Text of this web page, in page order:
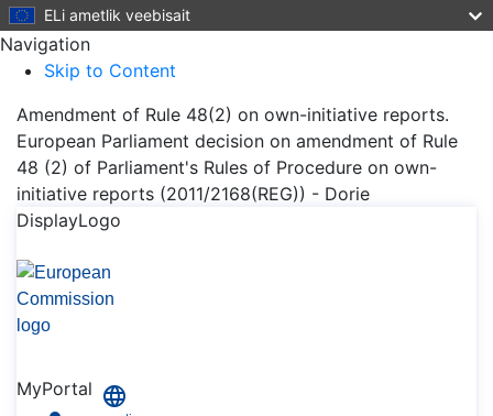
ELi ametlik veebisait
Navigation
Skip to Content
Amendment of Rule 48(2) on own-initiative reports.
European Parliament decision on amendment of Rule
48 (2) of Parliament's Rules of Procedure on own-
initiative reports (2011/2168(REG)) - Dorie
DisplayLogo
MyPortal